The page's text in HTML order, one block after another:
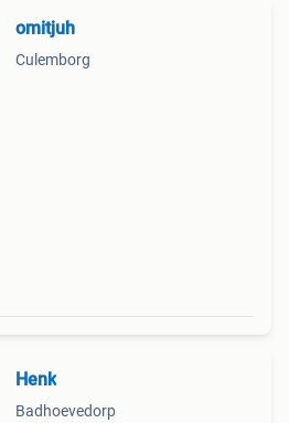
omitjuh
Culemborg
Henk
Badhoevedorp